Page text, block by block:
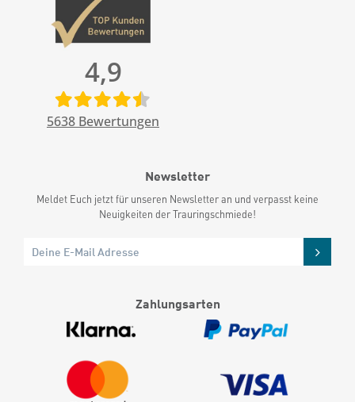
4,9
5638 Bewertungen
Newsletter
Meldet Euch jetzt für unseren Newsletter an und verpasst keine
Neuigkeiten der Trauringschmiede!
Zahlungsarten